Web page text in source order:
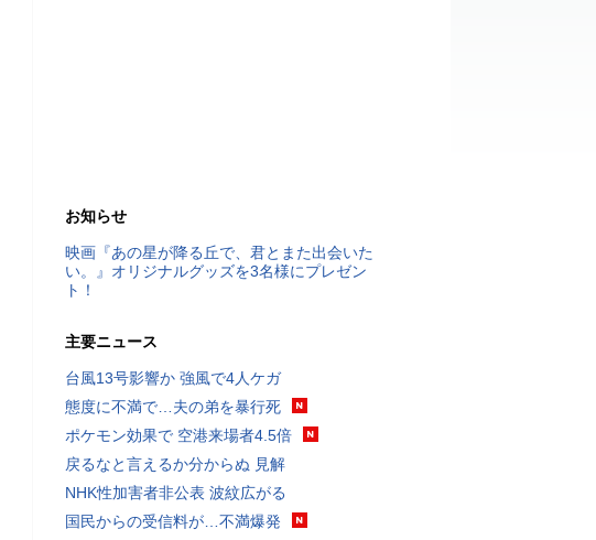
お知らせ
映画『あの星が降る丘で、君とまた出会いた
い。』オリジナルグッズを3名様にプレゼン
ト！
主要ニュース
台風13号影響か 強風で4人ケガ
態度に不満で…夫の弟を暴行死
ポケモン効果で 空港来場者4.5倍
戻るなと言えるか分からぬ 見解
NHK性加害者非公表 波紋広がる
国民からの受信料が…不満爆発